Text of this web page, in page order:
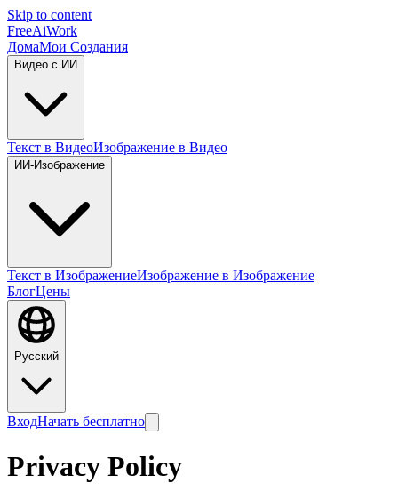
Skip to content
FreeAiWork
ДомаМои Создания
Видео с ИИ
Текст в ВидеоИзображение в Видео
ИИ-Изображение
Текст в ИзображениеИзображение в Изображение
БлогЦены
Русский
ВходНачать бесплатно
Privacy Policy